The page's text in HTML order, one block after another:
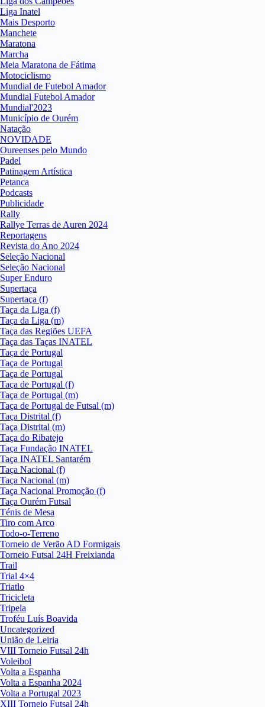
Liga Inatel
Mais Desporto
Manchete
Maratona
Marcha
Meia Maratona de Fátima
Motociclismo
Mundial de Futebol Amador
Mundial Futebol Amador
Mundial'2023
Município de Ourém
Natação
NOVIDADE
Oureenses pelo Mundo
Padel
Patinagem Artística
Petanca
Podcasts
Publicidade
Rally
Rallye Terras de Auren 2024
Reportagens
Revista do Ano 2024
Seleção Nacional
Seleção Nacional
Super Enduro
Supertaça
Supertaça (f)
Taça da Liga (f)
Taça da Liga (m)
Taça das Regiões UEFA
Taça das Taças INATEL
Taça de Portugal
Taça de Portugal
Taça de Portugal
Taça de Portugal (f)
Taça de Portugal (m)
Taça de Portugal de Futsal (m)
Taça Distrital (f)
Taça Distrital (m)
Taça do Ribatejo
Taça Fundação INATEL
Taça INATEL Santarém
Taça Nacional (f)
Taça Nacional (m)
Taça Nacional Promoção (f)
Taça Ourém Futsal
Ténis de Mesa
Tiro com Arco
Todo-o-Terreno
Torneio de Verão AD Formigais
Torneio Futsal 24H Freixianda
Trail
Trial 4×4
Triatlo
Tricicleta
Tripela
Troféu Luís Boavida
Uncategorized
União de Leiria
VIII Torneio Futsal 24h
Voleibol
Volta a Espanha
Volta a Espanha 2024
Volta a Portugal 2023
XIII Torneio Futsal 24h